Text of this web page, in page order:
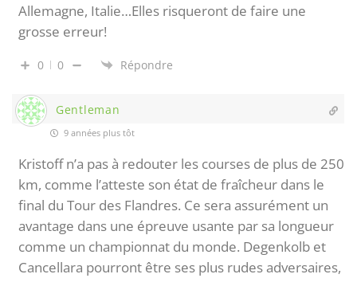
Allemagne, Italie…Elles risqueront de faire une
grosse erreur!
0 0 Répondre
Gentleman
9 années plus tôt
Kristoff n’a pas à redouter les courses de plus de 250
km, comme l’atteste son état de fraîcheur dans le
final du Tour des Flandres. Ce sera assurément un
avantage dans une épreuve usante par sa longueur
comme un championnat du monde. Degenkolb et
Cancellara pourront être ses plus rudes adversaires,